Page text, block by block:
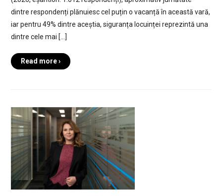
dintre respondenți plănuiesc cel puțin o vacanță în această vară,
iar pentru 49% dintre aceștia, siguranța locuinței reprezintă una
dintre cele mai […]
Read more ›